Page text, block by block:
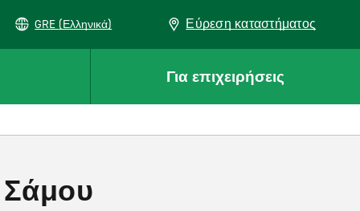
GRE (Ελληνικά) Εύρεση καταστήματος
Για επιχειρήσεις
Σάμου